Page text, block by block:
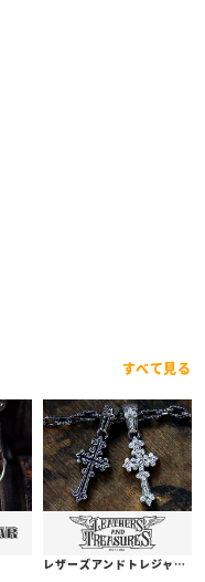
すべて見る
レザーズアンドトレジャーズ